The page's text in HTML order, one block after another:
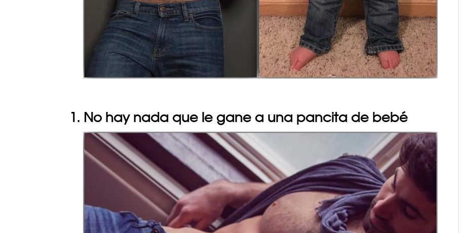
1. No hay nada que le gane a una pancita de bebé